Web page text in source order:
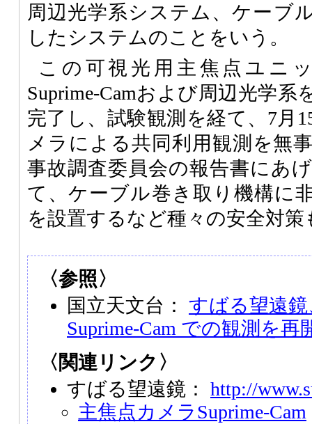
周辺光学系システム、ケーブ
したシステムのことをいう。
この可視光用主焦点ユニ
Suprime-Camおよび周辺光学系
完了し、試験観測を経て、7月
メラによる共同利用観測を無
事故調査委員会の報告書にあ
て、ケーブル巻き取り機構に
を設置するなど種々の安全対
〈参照〉
国立天文台： すばる望遠
Suprime-Cam での観測を再
〈関連リンク〉
すばる望遠鏡： http://
主焦点カメラSuprime-Cam